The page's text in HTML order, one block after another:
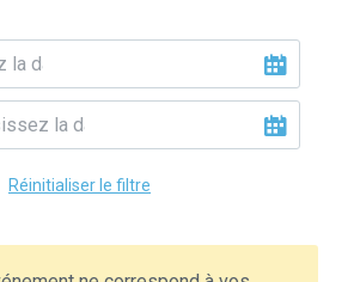
Réinitialiser le filtre